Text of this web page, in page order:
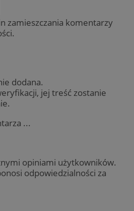
zamieszczania komentarzy
dodana.
jej treść zostanie
...
opiniami użytkowników.
odpowiedzialności za